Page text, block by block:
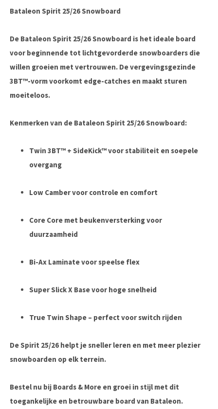
Bataleon Spirit 25/26 Snowboard
De Bataleon Spirit 25/26 Snowboard is het ideale board
voor beginnende tot lichtgevorderde snowboarders die
willen groeien met vertrouwen. De vergevingsgezinde
3BT™-vorm voorkomt edge-catches en maakt sturen
moeiteloos.
Kenmerken van de Bataleon Spirit 25/26 Snowboard:
Twin 3BT™ + SideKick™voor stabiliteit en soepele
overgang
Low Cambervoor controle en comfort
Core Core met beukenversterking voor
duurzaamheid
Bi-Ax Laminatevoor speelse flex
Super Slick X Basevoor hoge snelheid
True Twin Shape – perfect voor switch rijden
DeSpirit 25/26 helpt je sneller leren en met meer plezier
snowboarden op elk terrein.
Bestel nu bij Boards & More en groei in stijl met dit
toegankelijke en betrouwbare board van Bataleon.